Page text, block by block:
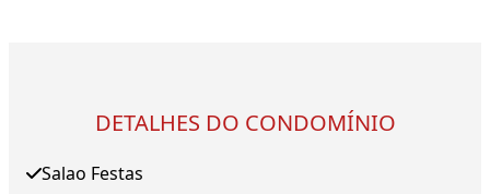
DETALHES DO CONDOMÍNIO
Salao Festas